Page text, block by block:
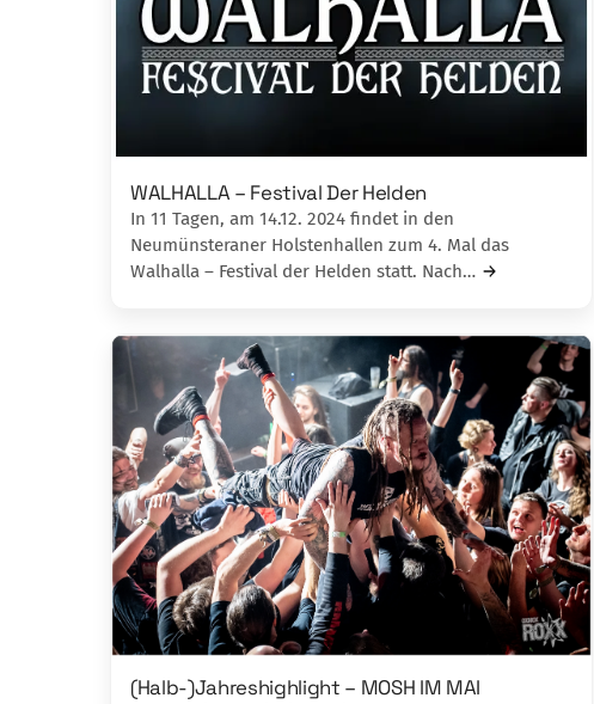
WALHALLA – Festival Der Helden
In 11 Tagen, am 14.12. 2024 findet in den
Neumünsteraner Holstenhallen zum 4. Mal das
Walhalla – Festival der Helden statt. Nach…
(Halb-)Jahreshighlight – MOSH IM MAI